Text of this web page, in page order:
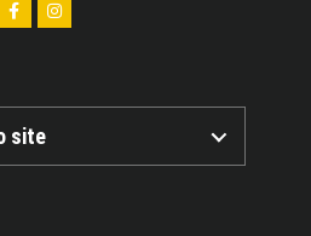
site